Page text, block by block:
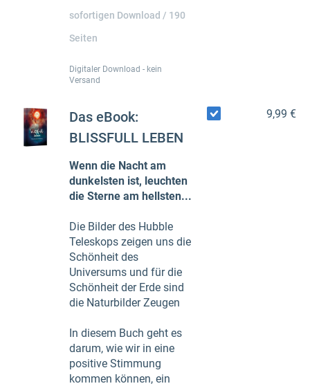
sofortigen Download / 190
Seiten
Digitaler Download - kein
Versand
Das eBook:
BLISSFULL LEBEN
Wenn die Nacht am
dunkelsten ist, leuchten
die Sterne am hellsten...
Die Bilder des Hubble
Teleskops zeigen uns die
Schönheit des
Universums und für die
Schönheit der Erde sind
die Naturbilder Zeugen
In diesem Buch geht es
darum, wie wir in eine
positive Stimmung
kommen können, ein
9,99 €